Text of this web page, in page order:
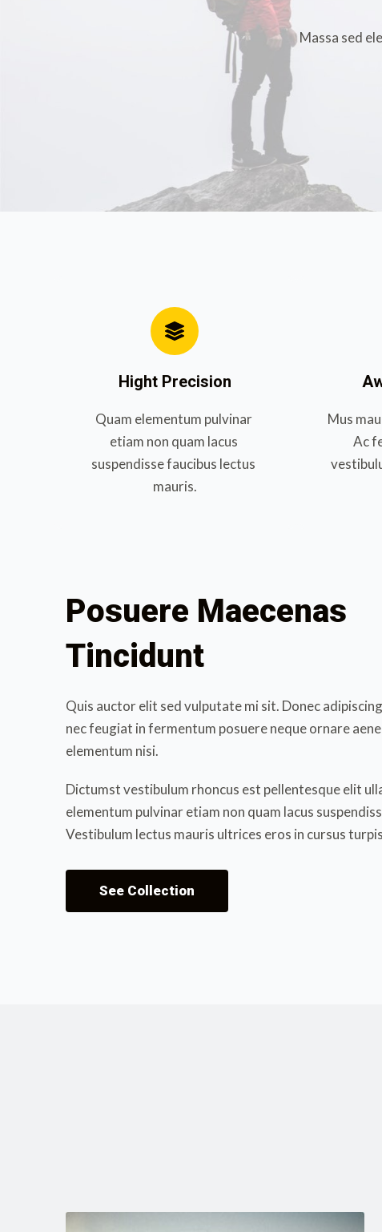
Massa sed
Hight Precision
Quam elementum pulvinar
etiam non quam lacus
suspendisse faucibus lectus
mauris.
Mus
Ac
Posuere Maecenas
Tincidunt
Quis auctor elit sed vulputate mi sit. Donec
nec feugiat in fermentum posuere neque ornare
elementum nisi.
Dictumst vestibulum rhoncus est pellentesque elit
elementum pulvinar etiam non quam lacus
Vestibulum lectus mauris ultrices eros in cursus
See Collection